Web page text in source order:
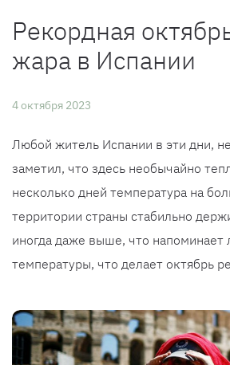
Рекордная
жара в Испании
4 октября 2023
Любой житель Испании в эти дни,
заметил, что здесь необычайно
несколько дней температура на
территории страны стабильно
иногда даже выше, что напоминает
температуры, что делает октябрь